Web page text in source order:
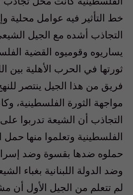
خط التأثير فيه عوامل محلية
التجاذب أشده مع الجيل
يساريوه وقوميوه القضية
ثورتها في الحرب الأهلية بين
فريق من هذا الجيل ينتصر
مواجهة الثورة الفلسطينية،
التجاذب أن الشيعة تدربوا
الفلسطينية وتعلموا منها حمل
حملوه ضدها بقسوة وضد
وضد الدولة اللبنانية بغباء
لم تتعلم من الجيل الأول أن